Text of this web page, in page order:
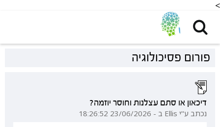
<
פורום פסיכולוגיה
דיכאון או סתם עצלנות וחוסר יוזמה?
נכתב ע"י Ellis ב - 23/06/2026 18:26:52